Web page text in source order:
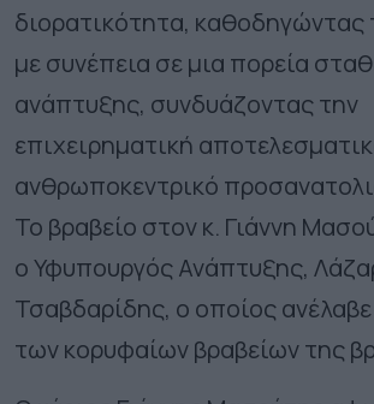
διορατικότητα, καθοδηγώντας
με συνέπεια σε μια πορεία
ανάπτυξης, συνδυάζοντας την
επιχειρηματική
ανθρωποκεντρικό
Το βραβείο στον κ. Γιάννη
ο Υφυπουργός Ανάπτυξης,
Τσαβδαρίδης, ο οποίος
των κορυφαίων βραβείων της